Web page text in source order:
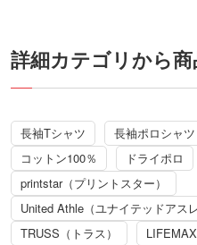
リジナルグッズなど、年代性別問わず着
られるお揃いアイテムをお探しの方にお
詳細カテゴリから
長袖Tシャツ 長袖ポロシャツ
コットン100％
ドライポロ
printstar（プリントスター）
United Athle（ユナイテッドアスレ
TRUSS（トラス）